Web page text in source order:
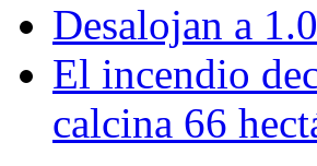
Desalojan a
El incendio
calcina 66